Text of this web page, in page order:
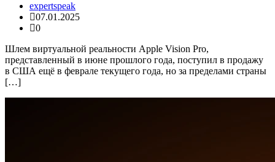
expertspeak
07.01.2025
0
Шлем виртуальной реальности Apple Vision Pro,
представленный в июне прошлого года, поступил в продажу
в США ещё в феврале текущего года, но за пределами страны
[…]